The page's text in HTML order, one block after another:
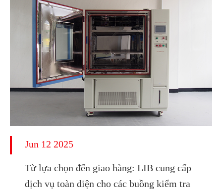
Jun 12 2025
Từ lựa chọn đến giao hàng: LIB cung cấp
dịch vụ toàn diện cho các buồng kiểm tra